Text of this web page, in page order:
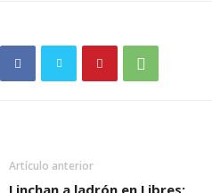
Artículo anterior
Linchan a ladrón en Libres;